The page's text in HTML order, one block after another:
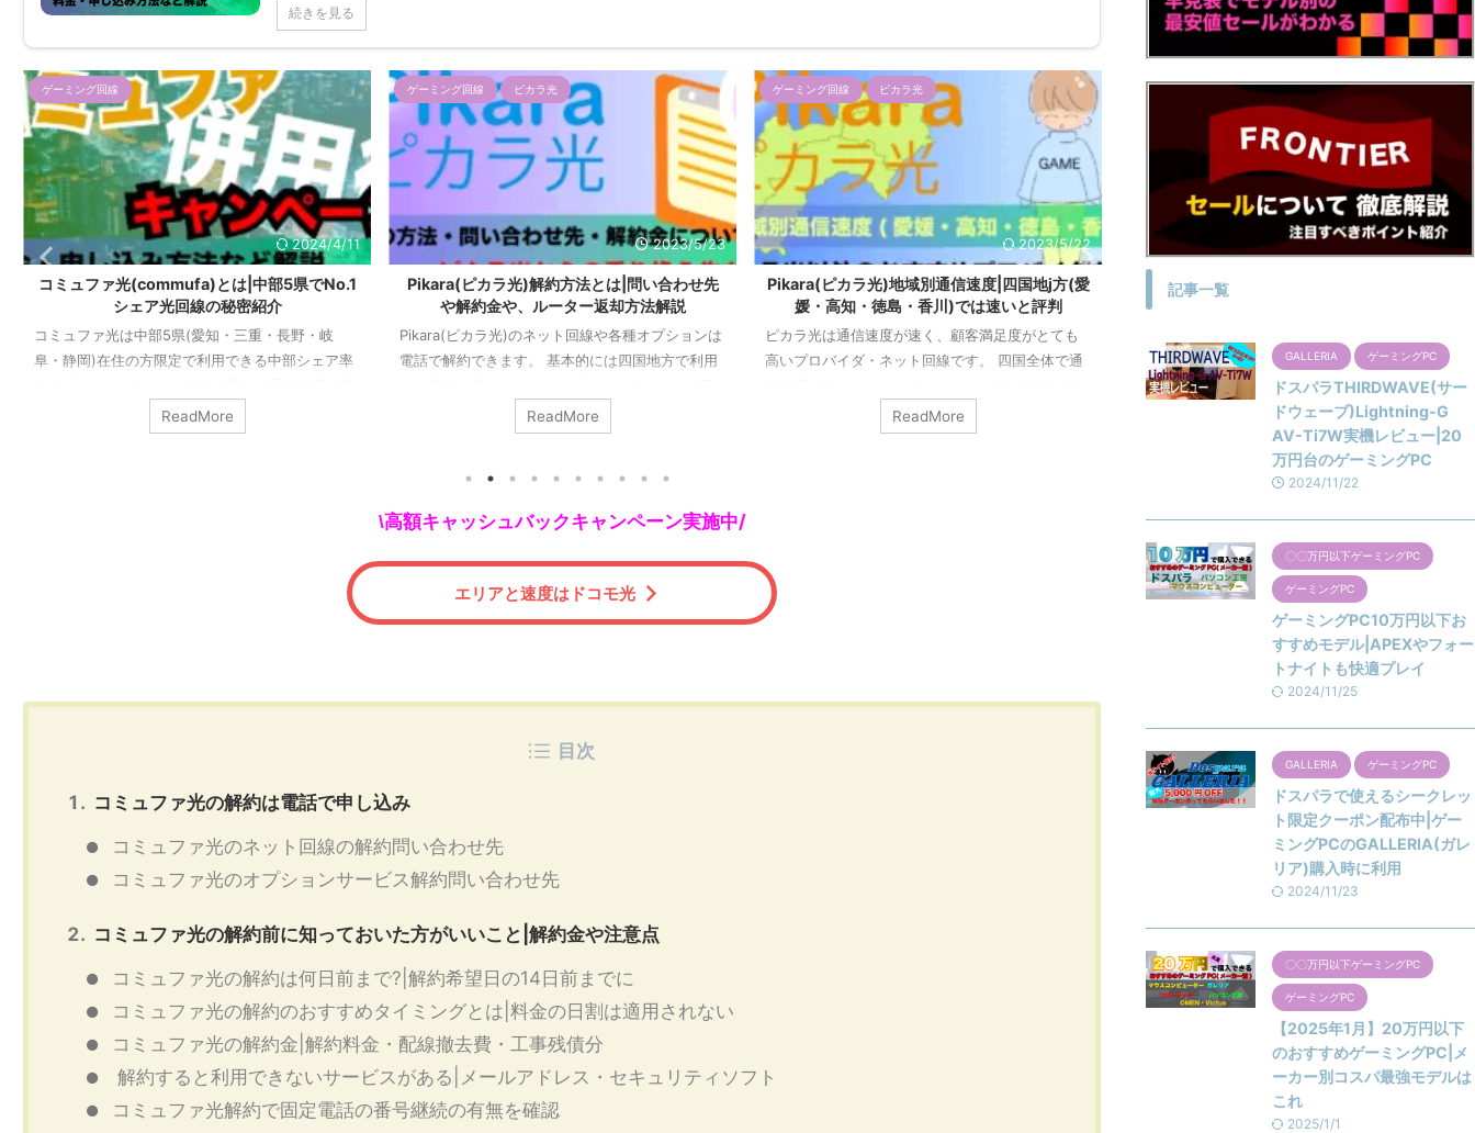
続きを見る
ゲーミング回線 ピカラ光
2023/5/23
Pikara(ピカラ光)解約方法とは|問い合わせ先
や解約金や、ルーター返却方法解説
Pikara(ピカラ光)のネット回線や各種オプションは
電話で解約できます。 基本的には四国地方で利用
線であるため、利用し続けることがオススメです
が、さまざまな事情により解約しないとならない
介している記事が多数あるので、あわせてご確認
ReadMore
ゲーミング回線 ピカラ光
2023/5/22
Pikara(ピカラ光)地域別通信速度|四国地j方(愛
媛・高知・徳島・香川)では速いと評判
ピカラ光は通信速度が速く、顧客満足度がとても
高いプロバイダ・ネット回線です。 四国全体で通
認んできますが、詳しい地域別ではどうなのか確
認します。 この記事を読むことにより、四国地方
高知県の室戸市など、多くの方の参考になりそう
な地域の平均通信速度を紹介しています。 四国在
住でプロバイダ・ネット回線の契約を悩んでいる
方にとって、必見の情報です。 \ピカラ光の契約は
代理店NEXTが最もお得/ ピカラ光のWEB申し込み
ReadMore
ゲーミング回線 ピカラ光
2025/1/1
2025年最新Pikara(ピカラ光)の料金・エリア
確認|キャンペーン内容や申し込み方法解説
Pikara(ピカラ光)は四国地方限定で利用できる、四
国電力が提供する最もおすすめなプロバイダ・ネ
国シェアのプロバイダなどよりも、通信が混雑し
にくく安定して利用できます。 四国在住の方に最
\10G通信プランお試しキャンペーン実施中/ ピカ
ラ ...
ReadMore
ゲーミング回線
2023/5/17
BBIQ光(ビビック光)解約金を実質無料にする
込みをします。 ネット回線の利用状況によって、
ビビック光を解約しないとならない状況がどうし
ても発生します。 そのような時に、解約費用がど
れほど発生するのか、いつ解約すればいいのかな
どを知っておくことにより、あらかじめさまざま
な準備が可能です。 この記事ではビビック光を解
ついて知っておくことにより、計画的にネット回
線の運用ができます。 解約の方法や費用について
ReadMore
\高額キャッシュバックキャンペーン実施中/
エリアと速度はドコモ光
目次
コミュファ光の解約は電話で申し込み
コミュファ光のネット回線の解約問い合わせ先
コミュファ光のオプションサービス解約問い合わせ先
コミュファ光の解約前に知っておいた方がいいこと|解約金や注意点
コミュファ光の解約は何日前まで?|解約希望日の14日前までに
コミュファ光の解約のおすすめタイミングとは|料金の日割は適用されない
コミュファ光の解約金|解約料金・配線撤去費・工事残債分
解約すると利用できないサービスがある|メールアドレス・セキュリティソフト
コミュファ光解約で固定電話の番号継続の有無を確認
記事一覧
GALLERIA ゲーミングPC
ドスパラTHIRDWAVE(サー
ドウェーブ)Lightning-G
AV-Ti7W実機レビュー|20
万円台のゲーミングPC
2024/11/22
〇〇万円以下ゲーミングPC
ゲーミングPC
ゲーミングPC10万円以下お
すすめモデル|APEXやフォー
トナイトも快適プレイ
2024/11/25
GALLERIA ゲーミングPC
ドスパラで使えるシークレッ
ト限定クーポン配布中|ゲー
ミングPCのGALLERIA(ガレ
リア)購入時に利用
2024/11/23
〇〇万円以下ゲーミングPC
ゲーミングPC
【2025年1月】20万円以下
のおすすめゲーミングPC|メ
ーカー別コスパ最強モデルは
これ
2025/1/1